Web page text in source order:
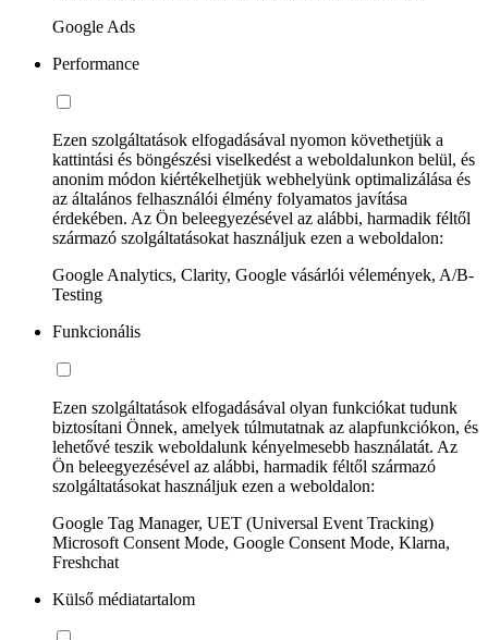
Google Ads
Performance
Ezen szolgáltatások elfogadásával nyomon követhetjük a
kattintási és böngészési viselkedést a weboldalunkon belül, és
anonim módon kiértékelhetjük webhelyünk optimalizálása és
az általános felhasználói élmény folyamatos javítása
érdekében. Az Ön beleegyezésével az alábbi, harmadik féltől
származó szolgáltatásokat használjuk ezen a weboldalon:
Google Analytics, Clarity, Google vásárlói vélemények, A/B-
Testing
Funkcionális
Ezen szolgáltatások elfogadásával olyan funkciókat tudunk
biztosítani Önnek, amelyek túlmutatnak az alapfunkciókon, és
lehetővé teszik weboldalunk kényelmesebb használatát. Az
Ön beleegyezésével az alábbi, harmadik féltől származó
szolgáltatásokat használjuk ezen a weboldalon:
Google Tag Manager, UET (Universal Event Tracking)
Microsoft Consent Mode, Google Consent Mode, Klarna,
Freshchat
Külső médiatartalom